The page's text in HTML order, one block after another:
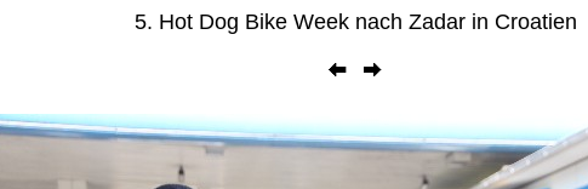
5. Hot Dog Bike Week nach Zadar in Croatien